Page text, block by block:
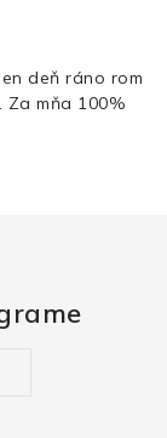
deň ráno rom
mňa 100%